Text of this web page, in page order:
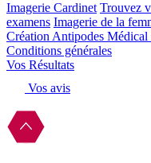
Imagerie Cardinet Trouvez
examens Imagerie de la
Création Antipodes
Conditions générales
Vos Résultats
Vos avis